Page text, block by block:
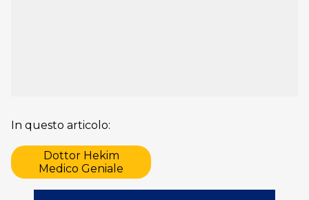
In questo articolo:
Dottor Hekim
Medico Geniale